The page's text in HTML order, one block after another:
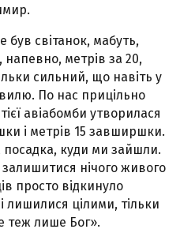
був світанок, мабуть,
напевно, метрів за 20,
сильний, що навіть у
По нас прицільно
авіабомби утворилася
і метрів 15 завширшки.
куди ми зайшли.
нічого живого
просто відкинуло
лишилися цілими, тільки
теж лише Бог».